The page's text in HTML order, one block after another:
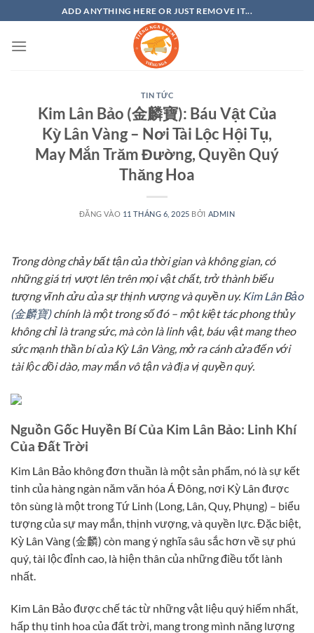
qua
nội
ADD ANYTHING HERE OR JUST REMOVE IT...
TIN TỨC
Kim Lân Bảo (金麟寶): Báu Vật Của
Kỳ Lân Vàng – Nơi Tài Lộc Hội Tụ,
May Mắn Trăm Đường, Quyền Quý
Thăng Hoa
ĐĂNG VÀO 11 THÁNG 6, 2025 BỞI ADMIN
Trong dòng chảy bất tận của thời gian và không gian, có
những giá trị vượt lên trên mọi vật chất, trở thành biểu
tượng vĩnh cửu của sự thịnh vượng và quyền uy. Kim Lân Bảo
(金麟寶)chính là một trong số đó – một kiệt tác phong thủy
không chỉ là trang sức, mà còn là linh vật, báu vật mang theo
sức mạnh thần bí của Kỳ Lân Vàng, mở ra cánh cửa đến với
tài lộc dồi dào, may mắn vô tận và địa vị quyền quý.
Nguồn Gốc Huyền Bí Của Kim Lân Bảo: Linh Khí
Của Đất Trời
Kim Lân Bảo không đơn thuần là một sản phẩm, nó là sự kết
tinh của hàng ngàn năm văn hóa Á Đông, nơi Kỳ Lân được
tôn sùng là một trong Tứ Linh (Long, Lân, Quy, Phụng) – biểu
tượng của sự may mắn, thịnh vượng, và quyền lực. Đặc biệt,
Kỳ Lân Vàng (金麟) còn mang ý nghĩa sâu sắc hơn về sự phú
quý, tài lộc đỉnh cao, là hiện thân của những điều tốt lành
nhất.
Kim Lân Bảo được chế tác từ những vật liệu quý hiếm nhất,
hấp thụ tinh hoa của đất trời, mang trong mình năng lượng